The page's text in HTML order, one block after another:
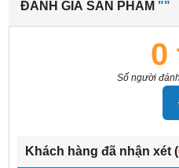
ĐÁNH GIÁ SẢN PHẨM ""
0
Số người
Khách hàng đã nhận xét (